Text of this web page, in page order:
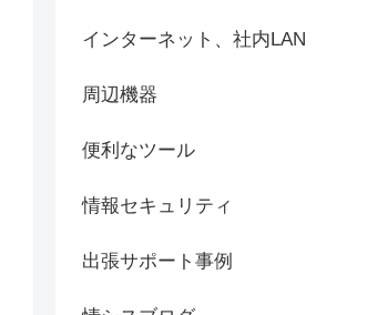
インターネット、社内LAN
周辺機器
便利なツール
情報セキュリティ
出張サポート事例